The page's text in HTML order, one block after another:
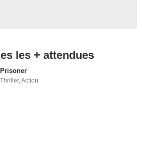
les + attendues
Prisoner
Thriller,Action